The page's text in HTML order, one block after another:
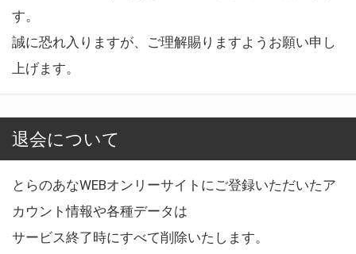
す。
誠に恐れ入りますが、ご理解賜りますようお願い申し
上げます。
退会について
とらのあなWEBオンリーサイトにご登録いただいたア
カウント情報や各種データは
サービス終了時にすべて削除いたします。